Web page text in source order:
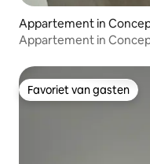
Appartement in
Appartement in
Favoriet van gasten
Favoriet van gasten